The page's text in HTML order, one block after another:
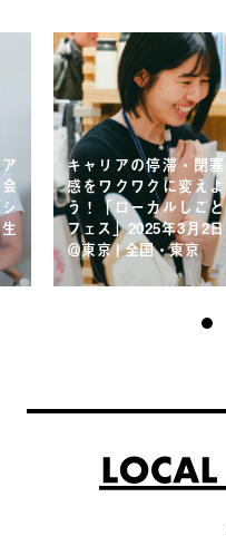
キャリアの停滞・閉塞
感をワクワクに変えよ
う！「ローカルしごと
フェス」2025年3月2日
＠東京 | 全国・東京